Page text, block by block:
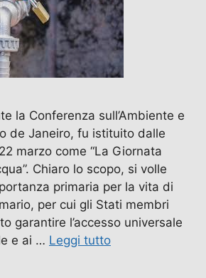
la Conferenza sull’Ambiente e
de Janeiro, fu istituito dalle
marzo come “La Giornata
Chiaro lo scopo, si volle
primaria per la vita di
per cui gli Stati membri
garantire l’accesso universale
e ai … Leggi tutto